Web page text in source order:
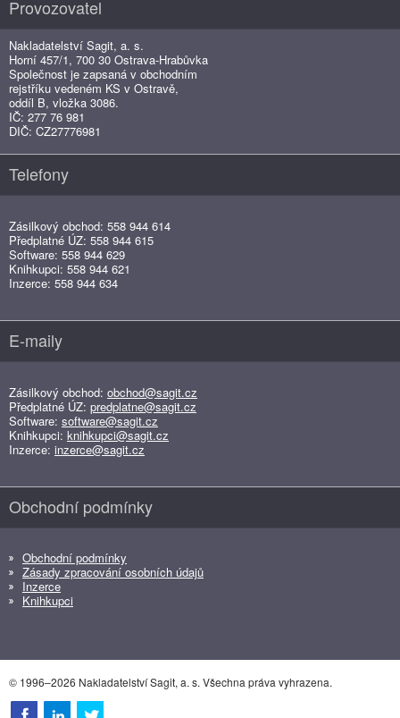
Provozovatel
Nakladatelství Sagit, a. s.
Horní 457/1, 700 30 Ostrava-Hrabůvka
Společnost je zapsaná v obchodním
rejstříku vedeném KS v Ostravě,
oddíl B, vložka 3086.
IČ: 277 76 981
DIČ: CZ27776981
Telefony
Zásilkový obchod: 558 944 614
Předplatné ÚZ: 558 944 615
Software: 558 944 629
Knihkupci: 558 944 621
Inzerce: 558 944 634
E-maily
Zásilkový obchod: obchod@sagit.cz
Předplatné ÚZ: predplatne@sagit.cz
Software: software@sagit.cz
Knihkupci: knihkupci@sagit.cz
Inzerce: inzerce@sagit.cz
Obchodní podmínky
Obchodní podmínky
Zásady zpracování osobních údajů
Inzerce
Knihkupci
© 1996–2026 Nakladatelství Sagit, a. s. Všechna práva vyhrazena.